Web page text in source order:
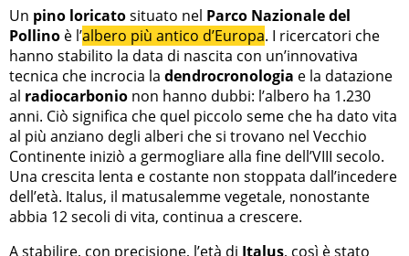
Un pino loricatosituato nel Parco Nazionale del
Pollino è l’albero più antico d’Europa. I ricercatori che
hanno stabilito la data di nascita con un’innovativa
tecnica che incrocia la dendrocronologia e la datazione
al radiocarbonio non hanno dubbi: l’albero ha 1.230
anni. Ciò significa che quel piccolo seme che ha dato vita
al più anziano degli alberi che si trovano nel Vecchio
Continente iniziò a germogliare alla fine dell’VIII secolo.
Una crescita lenta e costante non stoppata dall’incedere
dell’età. Italus, il matusalemme vegetale, nonostante
abbia 12 secoli di vita, continua a crescere.
A stabilire, con precisione, l’età di Italus, così è stato